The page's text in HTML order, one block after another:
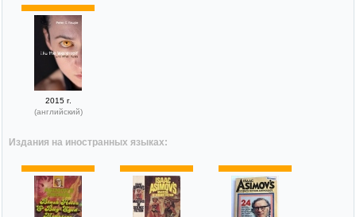
2015 г.
(английский)
Издания на иностранных языках: